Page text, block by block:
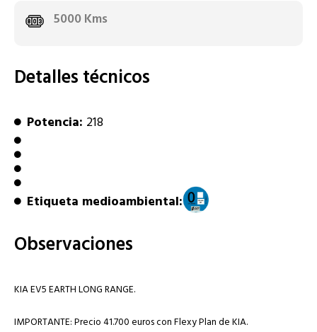
5000 Kms
Detalles técnicos
Potencia: 218
Etiqueta medioambiental:
Observaciones
KIA EV5 EARTH LONG RANGE.
IMPORTANTE: Precio 41.700 euros con Flexy Plan de KIA.